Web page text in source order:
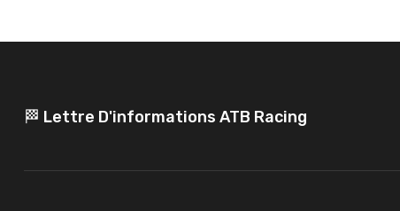
🏁 Lettre D'informations ATB Racing